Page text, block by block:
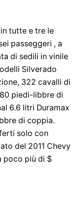
tutte e tre le
passeggeri , a
di sedili in vinile
Silverado
322 cavalli di
piedi-libbre di
6.6 litri Duramax
di coppia.
solo con
del 2011 Chevy
poco più di $